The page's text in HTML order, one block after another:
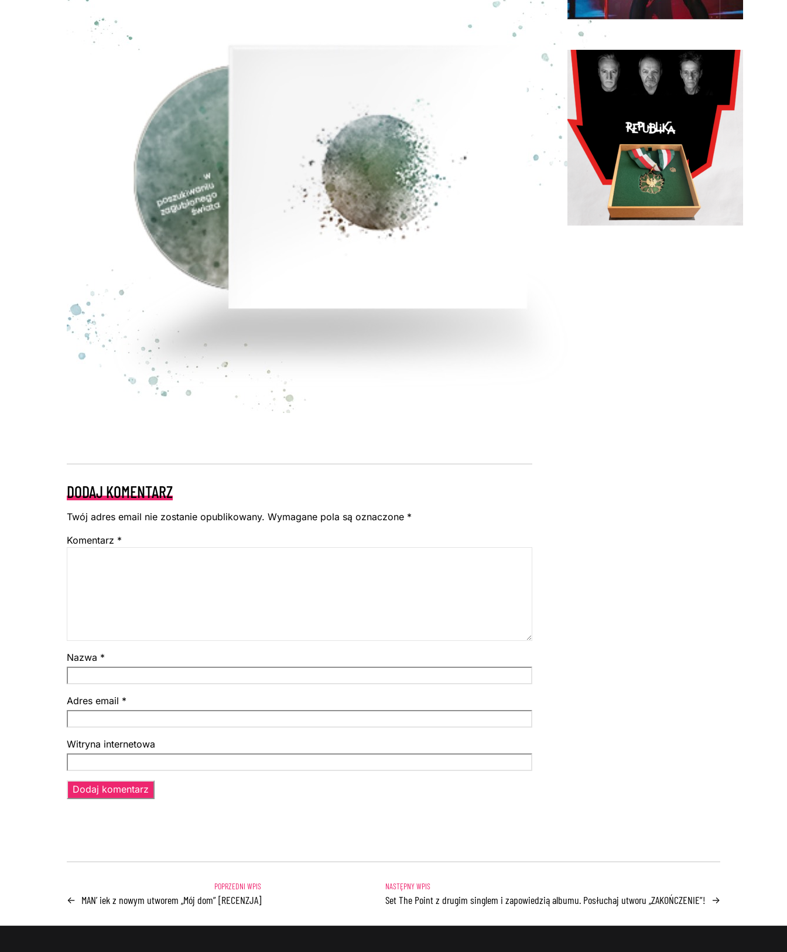
DODAJ KOMENTARZ
Twój adres email nie zostanie opublikowany. Wymagane pola są oznaczone *
Komentarz *
Nazwa *
Adres email *
Witryna internetowa
← MAN’ iek z nowym utworem „Mój dom” [RECENZJA] Set The Point z drugim singlem i zapowiedzią albumu. Posłuchaj utworu „ZAKOŃCZENIE”! →